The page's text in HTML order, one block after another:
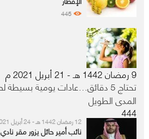
445
9 رمضان 1442 هـ - 21 أبريل 2021 م
تحتاج 5 دقائق…عادات يومية
المدى الطويل
444
12 رمضان 1442 هـ - 24 أبريل 2021 م
نائب أمير حائل يزور مقر